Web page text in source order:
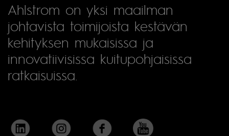
Ahlstrom on yksi maailman
johtavista toimijoista kestävän
kehityksen mukaisissa ja
innovatiivisissa kuitupohjaisissa
ratkaisuissa.